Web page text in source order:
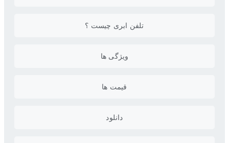
تلفن ابری چیست ؟
ویژگی ها
قیمت ها
دانلود